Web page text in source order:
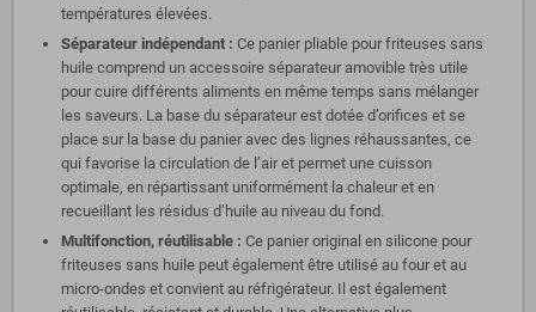
températures élevées.
Séparateur indépendant : Ce panier pliable pour friteuses sans
huile comprend un accessoire séparateur amovible très utile
pour cuire différents aliments en même temps sans mélanger
les saveurs. La base du séparateur est dotée d’orifices et se
place sur la base du panier avec des lignes réhaussantes, ce
qui favorise la circulation de l’air et permet une cuisson
optimale, en répartissant uniformément la chaleur et en
recueillant les résidus d’huile au niveau du fond.
Multifonction, réutilisable : Ce panier original en silicone pour
friteuses sans huile peut également être utilisé au four et au
micro-ondes et convient au réfrigérateur. Il est également